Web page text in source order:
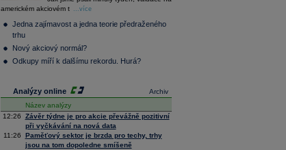
Composite
36 376,54 0,66
Tecdax
Performance
index
4 068,78
americkém akciovém t
...více
Jedna zajímavost a jedna teorie předraženého
trhu
Nový akciový normál?
Odkupy míří k dalšímu rekordu. Hurá?
Archiv
Analýzy online
Název analýzy
12:26
Závěr týdne je pro akcie převážně pozitivní
při vyčkávání na nová data
11:26
Paměťový sektor je brzda pro techy, trhy
jsou na tom dopoledne smíšeně